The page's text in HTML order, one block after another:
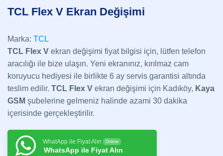
TCL Flex V Ekran Değişimi
Marka: TCL
TCL Flex V ekran değişimi fiyat bilgisi için, lütfen telefon
aracılığı ile bize ulaşın. Yeni ekranınız, kırılmaz cam
koruyucu hediyesi ile birlikte 6 ay servis garantisi altında
teslim edilir. TCL Flex V ekran değişimi için Kadıköy, Kaya
GSM şubelerine gelmeniz halinde azami 30 dakika
içerisinde gerçekleştirilir.
WhatApp ile Fiyat Alın Online
WhatsApp ile Fiyat Alın